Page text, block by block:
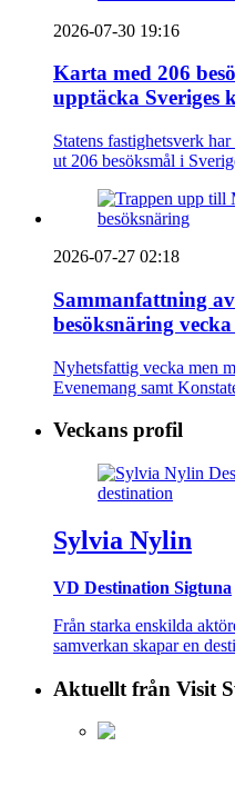
2026-07-30 19:16
Karta med 206
upptäcka Sveriges
Statens fastighetsverk
ut 206 besöksmål i
2026-07-27 02:18
Sammanfattning
besöksnäring
Nyhetsfattig vecka men
Evenemang samt
Veckans profil
Sylvia Nylin
VD Destination Sigtuna
Från starka enskilda
samverkan skapar en
Aktuellt från Visit